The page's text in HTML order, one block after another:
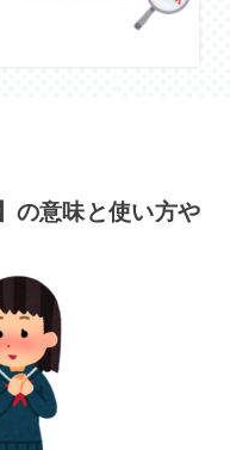
の意味と使い方や